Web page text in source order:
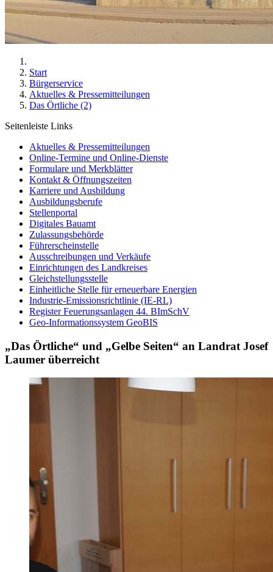
Start
Bürgerservice
Aktuelles & Pressemitteilungen
Das Örtliche (2)
Seitenleiste Links
Aktuelles & Pressemitteilungen
Online-Termine und Online-Dienste
Formulare und Merkblätter
Kontakt & Öffnungszeiten
Karriere und Ausbildung
Ausbildungsberufe
Stellenportal
Digitales Bauamt
Zulassungsbehörde
Führerscheinstelle
Ausschreibungen und Verkäufe
Einrichtungen des Landkreises
Gleichstellungsstelle
Einheitliche Stelle für erneuerbare Energien
Industrie-Emissionsrichtlinie (IE-RL)
Register Feuerungsanlagen 44. BImSchV
Geo-Informationssystem GeoBIS
„Das Örtliche“ und „Gelbe Seiten“ an Landrat Josef
Laumer überreicht